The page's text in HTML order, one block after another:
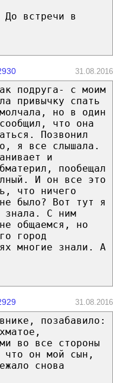
встречи в
31.08.2016
подруга- с моим
привычку спать
но в один
что она
Позвонил
я все слышала.
и
пообещал
И он все это
что ничего
было? Вот тут я
знала. С ним
общаемся, но
город
многие знали. А
31.08.2016
позабавило:
во все стороны
что он мой сын,
снова